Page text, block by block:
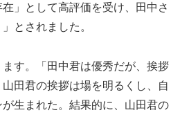
在」として高評価を受け、田中さ
とされました。
ます。「田中君は優秀だが、挨拶
田君の挨拶は場を明るくし、自
生まれた。結果的に、山田君の